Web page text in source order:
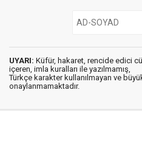
UYARI: Küfür, hakaret, rencide edici
içeren, imla kuralları ile yazılmamış,
Türkçe karakter kullanılmayan ve
onaylanmamaktadır.